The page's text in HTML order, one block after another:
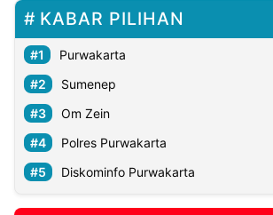
KABAR PILIHAN
Purwakarta
Sumenep
Om Zein
Polres Purwakarta
Diskominfo Purwakarta